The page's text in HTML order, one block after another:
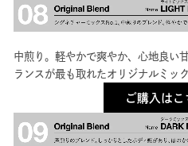
中煎り。軽やかで爽やか、心地良い
ランスが最も取れたオリジナルミック
ご購入は